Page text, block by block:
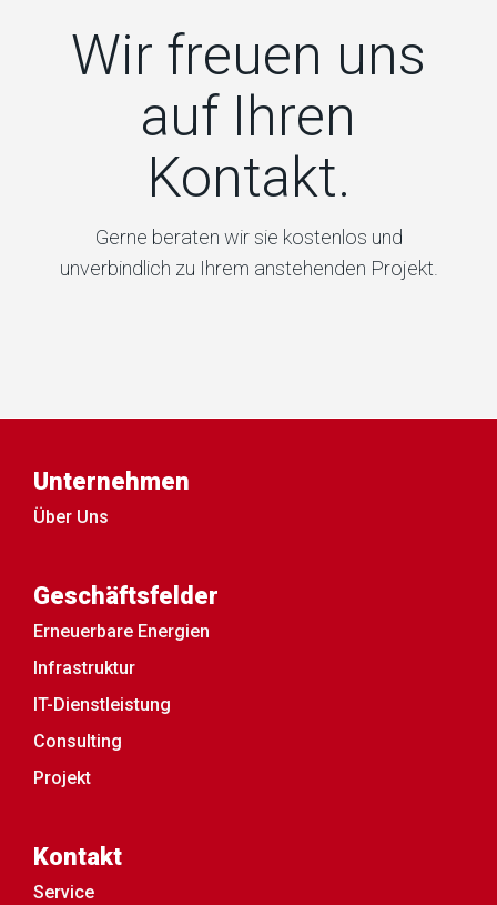
Wir freuen uns
auf Ihren
Kontakt.
Gerne beraten wir sie kostenlos und
unverbindlich zu Ihrem anstehenden Projekt.
Unternehmen
Über Uns
Geschäftsfelder
Erneuerbare Energien
Infrastruktur
IT-Dienstleistung
Consulting
Projekt
Kontakt
Service